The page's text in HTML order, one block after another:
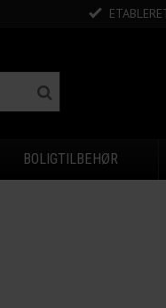
BOLIGTILBEHØR